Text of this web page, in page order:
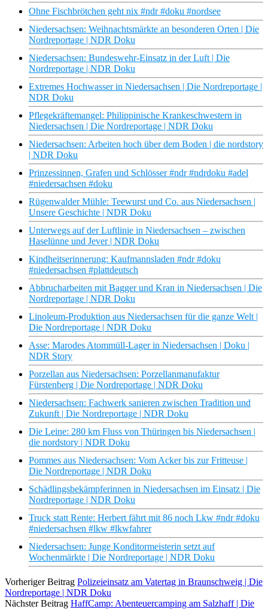
Ohne Fischbrötchen geht nix #ndr #doku #nordsee
Niedersachsen: Weihnachtsmärkte an besonderen Orten | Die
Nordreportage | NDR Doku
Niedersachsen: Bundeswehr-Einsatz in der Luft | Die
Nordreportage | NDR Doku
Extremes Hochwasser in Niedersachsen | Die Nordreportage |
NDR Doku
Pflegekräftemangel: Philippinische Krankeschwestern in
Niedersachsen | Die Nordreportage | NDR Doku
Niedersachsen: Arbeiten hoch über dem Boden | die nordstory
| NDR Doku
Prinzessinnen, Grafen und Schlösser #ndr #ndrdoku #adel
#niedersachsen #doku
Rügenwalder Mühle: Teewurst und Co. aus Niedersachsen |
Unsere Geschichte | NDR Doku
Unterwegs auf der Luftlinie in Niedersachsen – zwischen
Haselünne und Jever | NDR Doku
Kindheitserinnerung: Kaufmannsladen #ndr #doku
#niedersachsen #plattdeutsch
Abbrucharbeiten mit Bagger und Kran in Niedersachsen | Die
Nordreportage | NDR Doku
Linoleum-Produktion aus Niedersachsen für die ganze Welt |
Die Nordreportage | NDR Doku
Asse: Marodes Atommüll-Lager in Niedersachsen | Doku |
NDR Story
Porzellan aus Niedersachsen: Porzellanmanufaktur
Fürstenberg | Die Nordreportage | NDR Doku
Niedersachsen: Fachwerk sanieren zwischen Tradition und
Zukunft | Die Nordreportage | NDR Doku
Die Leine: 280 km Fluss von Thüringen bis Niedersachsen |
die nordstory | NDR Doku
Pommes aus Niedersachsen: Vom Acker bis zur Fritteuse |
Die Nordreportage | NDR Doku
Schädlingsbekämpferinnen in Niedersachsen im Einsatz | Die
Nordreportage | NDR Doku
Truck statt Rente: Herbert fährt mit 86 noch Lkw #ndr #doku
#niedersachsen #lkw #lkwfahrer
Niedersachsen: Junge Konditormeisterin setzt auf
Wochenmärkte | Die Nordreportage | NDR Doku
Vorheriger Beitrag Polizeieinsatz am Vatertag in Braunschweig | Die
Nordreportage | NDR Doku
Nächster Beitrag HaffCamp: Abenteuercamping am Salzhaff | Die